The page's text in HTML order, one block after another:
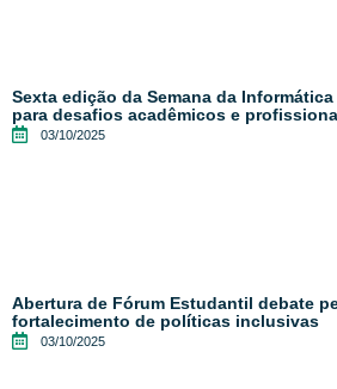
Sexta edição da Semana da
para desafios acadêmicos e
03/10/2025
Abertura de Fórum Estudantil debate
fortalecimento de políticas inclusivas
03/10/2025